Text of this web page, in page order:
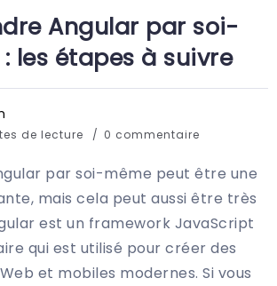
Angular par soi-
les étapes à suivre
de lecture 0 commentaire
par soi-même peut être une
mais cela peut aussi être très
est un framework JavaScript
qui est utilisé pour créer des
et mobiles modernes. Si vous